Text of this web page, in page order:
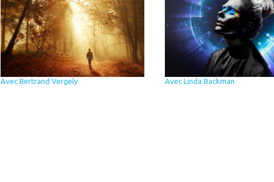
Avec Bertrand Vergely Avec Linda Backman